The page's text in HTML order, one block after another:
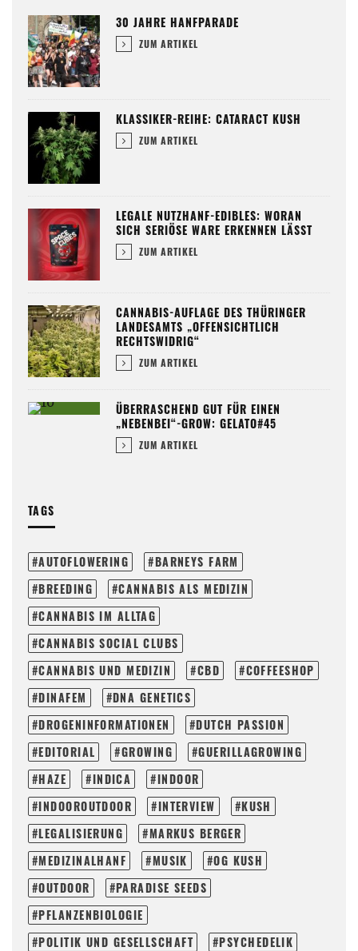
30 JAHRE HANFPARADE
ZUM ARTIKEL
KLASSIKER-REIHE: CATARACT KUSH
ZUM ARTIKEL
LEGALE NUTZHANF-EDIBLES: WORAN
SICH SERIÖSE WARE ERKENNEN LÄSST
ZUM ARTIKEL
CANNABIS-AUFLAGE DES THÜRINGER
LANDESAMTS „OFFENSICHTLICH
RECHTSWIDRIG“
ZUM ARTIKEL
ÜBERRASCHEND GUT FÜR EINEN
„NEBENBEI“-GROW: GELATO#45
ZUM ARTIKEL
TAGS
AUTOFLOWERING
BARNEYS FARM
BREEDING
CANNABIS ALS MEDIZIN
CANNABIS IM ALLTAG
CANNABIS SOCIAL CLUBS
CANNABIS UND MEDIZIN
CBD
COFFEESHOP
DINAFEM
DNA GENETICS
DROGENINFORMATIONEN
DUTCH PASSION
EDITORIAL
GROWING
GUERILLAGROWING
HAZE
INDICA
INDOOR
INDOOROUTDOOR
INTERVIEW
KUSH
LEGALISIERUNG
MARKUS BERGER
MEDIZINALHANF
MUSIK
OG KUSH
OUTDOOR
PARADISE SEEDS
PFLANZENBIOLOGIE
POLITIK UND GESELLSCHAFT
PSYCHEDELIK